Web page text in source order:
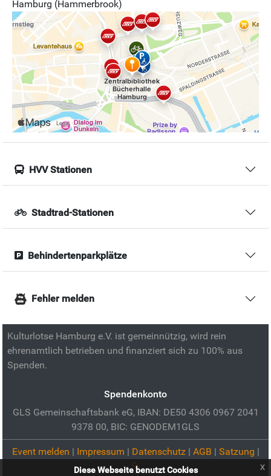
Hamburg (Hammerbrook)
HVV Stationen
Stadtrad-Stationen
Behindertenparkplätze
Fehler melden
Kulturlotse Hamburg e.V. ist gemeinnützig, wird rein
ehrenamtlich betrieben und finanziert sich zu 100% aus
Spenden.
Spendenkonto
GLS Gemeinschaftsbank eG, IBAN: DE50 4306 0967 2041
9378 00, BIC: GENODEM1GLS
Event melden | Impressum | Datenschutz| AGB | Satzung |
Diese Webseite benutzt Cookies x